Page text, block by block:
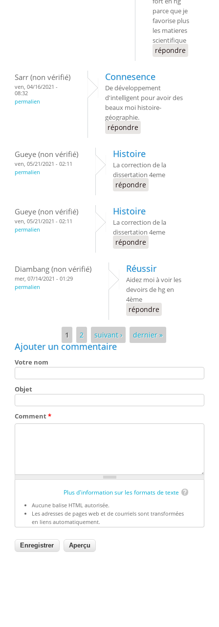
parce que je
favorise plus
les matieres
scientifique
répondre
Sarr (non vérifié)
ven, 04/16/2021 -
08:32
permalien
Connesence
De développement
d'intelligent pour avoir des
beaux moi histoire-
géographie.
répondre
Gueye (non vérifié)
ven, 05/21/2021 - 02:11
permalien
Histoire
La correction de la
dissertation 4eme
répondre
Gueye (non vérifié)
ven, 05/21/2021 - 02:11
permalien
Histoire
La correction de la
dissertation 4eme
répondre
Diambang (non vérifié)
mer, 07/14/2021 - 01:29
permalien
Réussir
Aidez moi à voir les
devoirs de hg en
4ème
répondre
1 2 suivant › dernier »
Ajouter un commentaire
Votre nom
Objet
Comment*
Plus d'information sur les formats de texte
Aucune balise HTML autorisée.
Les adresses de pages web et de courriels sont transformées
en liens automatiquement.